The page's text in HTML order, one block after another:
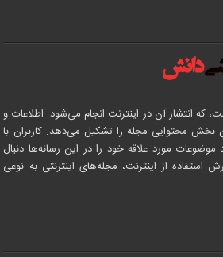
که انتشار آن در اینترنت انجام می‌شود. اطلاعات و
بخش محتوایی مجله را تشکیل می‌دهد. کاربران با
موضوعات مورد علاقه خود را در این رسانه‌ها دنبال
استفاده از اینترنت، مجله‌های اینترنتی به نوعی